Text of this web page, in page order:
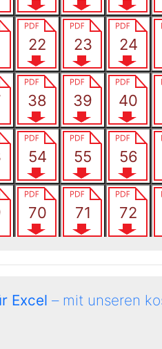
Excel – mit unseren